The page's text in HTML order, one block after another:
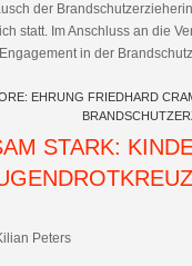
der
statt. Im Anschluss an die
in der
EHRUNG FRIEDHARD
STARK:
Peters